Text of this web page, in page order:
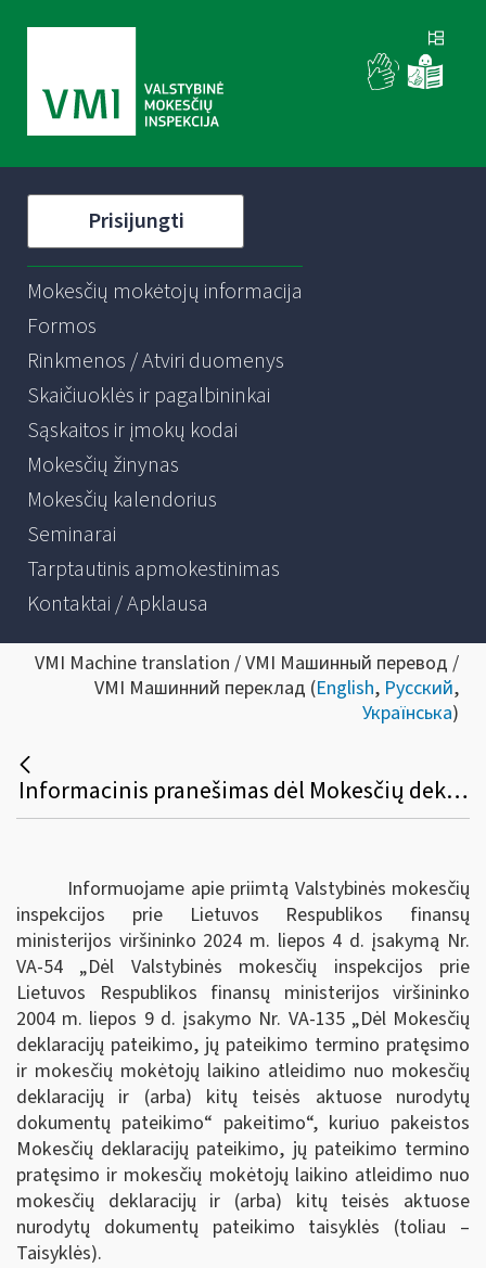
Prisijungti
Mokesčių mokėtojų informacija
Formos
Rinkmenos / Atviri duomenys
Skaičiuoklės ir pagalbininkai
Sąskaitos ir įmokų kodai
Mokesčių žinynas
Mokesčių kalendorius
Seminarai
Tarptautinis apmokestinimas
Kontaktai / Apklausa
VMI Machine translation / VMI Машинный перевод /
VMI Машинний переклад (English, Русский,
Українська)
Informacinis pranešimas dėl Mokesčių deklaracijų pateikimo, jų pateikimo termino pratęsimo ir mokesčių mokėtojų laikino atleidimo nuo mokesčių deklaracijų ir (arba) kitų teisės aktuose nurodytų dokumentų pateikimo taisyklių pakeitimo
Informuojame apie priimtą Valstybinės mokesčių
inspekcijos prie Lietuvos Respublikos finansų
ministerijos viršininko 2024 m. liepos 4 d. įsakymą Nr.
VA-54 „Dėl Valstybinės mokesčių inspekcijos prie
Lietuvos Respublikos finansų ministerijos viršininko
2004 m. liepos 9 d. įsakymo Nr. VA-135 „Dėl Mokesčių
deklaracijų pateikimo, jų pateikimo termino pratęsimo
ir mokesčių mokėtojų laikino atleidimo nuo mokesčių
deklaracijų ir (arba) kitų teisės aktuose nurodytų
dokumentų pateikimo“ pakeitimo“, kuriuo pakeistos
Mokesčių deklaracijų pateikimo, jų pateikimo termino
pratęsimo ir mokesčių mokėtojų laikino atleidimo nuo
mokesčių deklaracijų ir (arba) kitų teisės aktuose
nurodytų dokumentų pateikimo taisyklės (toliau –
Taisyklės).